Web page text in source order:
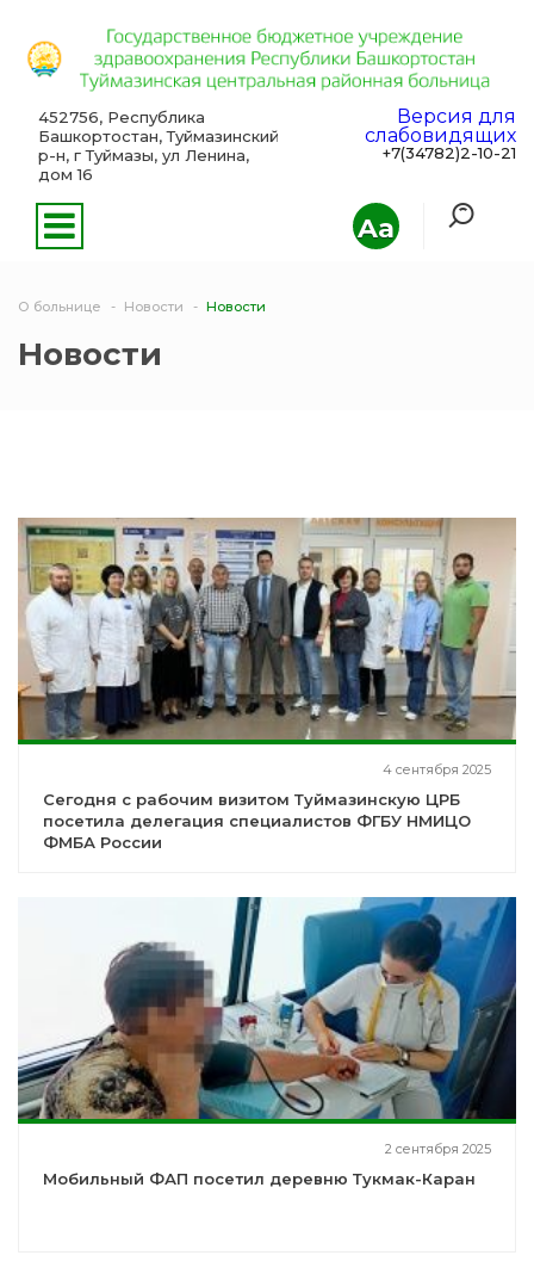
Aa
452756, Республика
Башкортостан, Туймазинский
р-н, г Туймазы, ул Ленина,
дом 16
Версия для
слабовидящих
+7(34782)2-10-21
О больнице Новости Новости
Новости
4 сентября 2025
Сегодня с рабочим визитом Туймазинскую ЦРБ
посетила делегация специалистов ФГБУ НМИЦО
ФМБА России
2 сентября 2025
Мобильный ФАП посетил деревню Тукмак-Каран